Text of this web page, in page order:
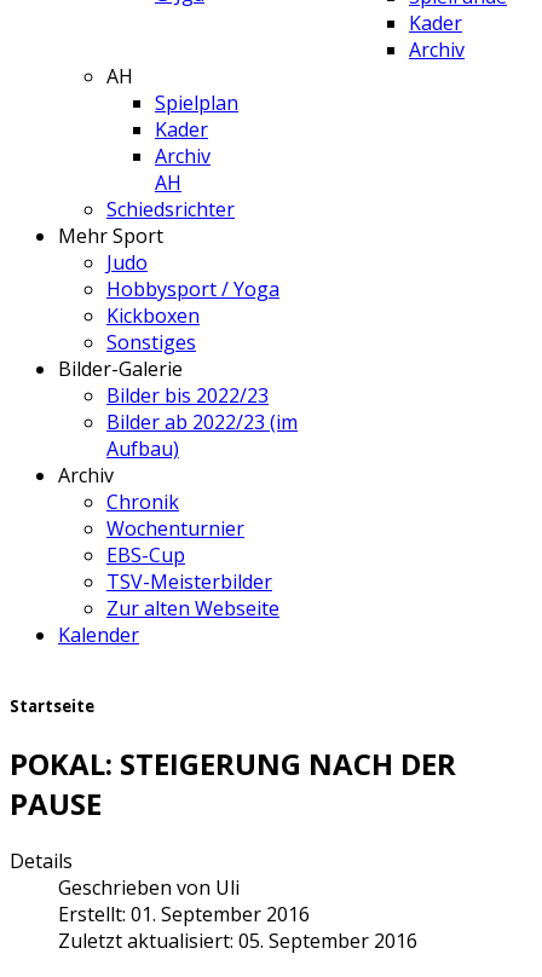
Kader
Archiv
AH
Spielplan
Kader
Archiv
AH
Schiedsrichter
Mehr Sport
Judo
Hobbysport / Yoga
Kickboxen
Sonstiges
Bilder-Galerie
Bilder bis 2022/23
Bilder ab 2022/23 (im
Aufbau)
Archiv
Chronik
Wochenturnier
EBS-Cup
TSV-Meisterbilder
Zur alten Webseite
Kalender
Startseite
POKAL: STEIGERUNG NACH DER
PAUSE
Details
Geschrieben von Uli
Erstellt: 01. September 2016
Zuletzt aktualisiert: 05. September 2016